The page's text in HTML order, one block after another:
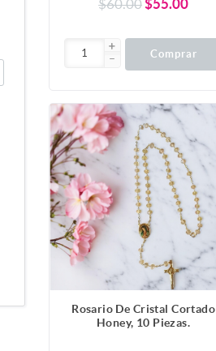
$60.00 $55.00
Comprar
Rosario De Cristal Cortado
Honey, 10 Piezas.